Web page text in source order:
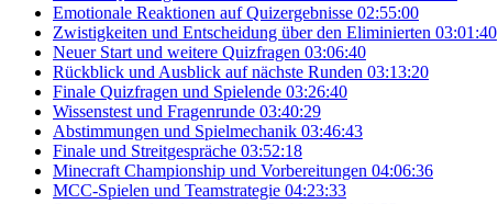
Emotionale Reaktionen auf Quizergebnisse 02:55:00
Zwistigkeiten und Entscheidung über den Eliminierten 03:01:40
Neuer Start und weitere Quizfragen 03:06:40
Rückblick und Ausblick auf nächste Runden 03:13:20
Finale Quizfragen und Spielende 03:26:40
Wissenstest und Fragenrunde 03:40:29
Abstimmungen und Spielmechanik 03:46:43
Finale und Streitgespräche 03:52:18
Minecraft Championship und Vorbereitungen 04:06:36
MCC-Spielen und Teamstrategie 04:23:33